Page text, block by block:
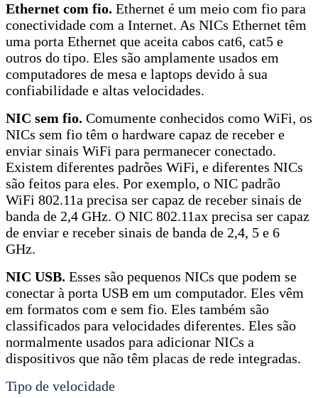
Ethernet com fio. Ethernet é um meio com fio para
conectividade com a Internet. As NICs Ethernet têm
uma porta Ethernet que aceita cabos cat6, cat5 e
outros do tipo. Eles são amplamente usados ​​em
computadores de mesa e laptops devido à sua
confiabilidade e altas velocidades.
NIC sem fio. Comumente conhecidos como WiFi, os
NICs sem fio têm o hardware capaz de receber e
enviar sinais WiFi para permanecer conectado.
Existem diferentes padrões WiFi, e diferentes NICs
são feitos para eles. Por exemplo, o NIC padrão
WiFi 802.11a precisa ser capaz de receber sinais de
banda de 2,4 GHz. O NIC 802.11ax precisa ser capaz
de enviar e receber sinais de banda de 2,4, 5 e 6
GHz.
NIC USB. Esses são pequenos NICs que podem se
conectar à porta USB em um computador. Eles vêm
em formatos com e sem fio. Eles também são
classificados para velocidades diferentes. Eles são
normalmente usados ​​para adicionar NICs a
dispositivos que não têm placas de rede integradas.
Tipo de velocidade